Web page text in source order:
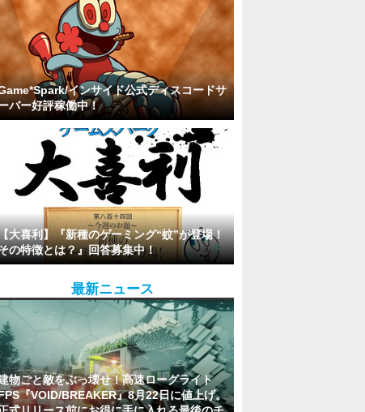
インサイド公式ディスコードサ
バー好評稼働中！
大喜利】『新種のゲーミング“蚊”が登場！
の特徴とは？』回答募集中！
最新ニュース
物ごと敵をぶっ壊せ！高速ローグライト
『VOID/BREAKER』8月22日に値上げ。